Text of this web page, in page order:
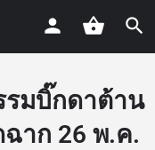
รมบิ๊กดาต้าน
าก 26 พ.ค.